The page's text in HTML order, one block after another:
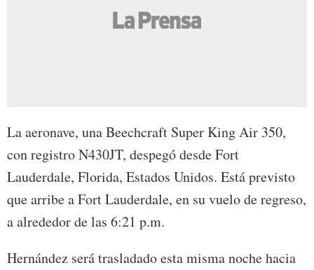
La aeronave, una Beechcraft Super King Air 350,
con registro N430JT, despegó desde Fort
Lauderdale, Florida, Estados Unidos. Está previsto
que arribe a Fort Lauderdale, en su vuelo de regreso,
a alrededor de las 6:21 p.m.
Hernández será trasladado esta misma noche hacia